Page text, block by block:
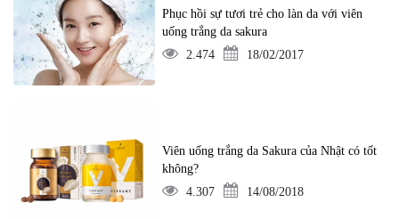
Phục hồi sự tươi trẻ cho làn da với viên
uống trắng da sakura
2.474
18/02/2017
Viên uống trắng da Sakura của Nhật có tốt
không?
4.307
14/08/2018